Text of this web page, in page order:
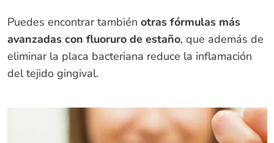
Puedes encontrar también otras fórmulas más
avanzadas con fluoruro de estaño, que además de
eliminar la placa bacteriana reduce la inflamación
del tejido gingival.